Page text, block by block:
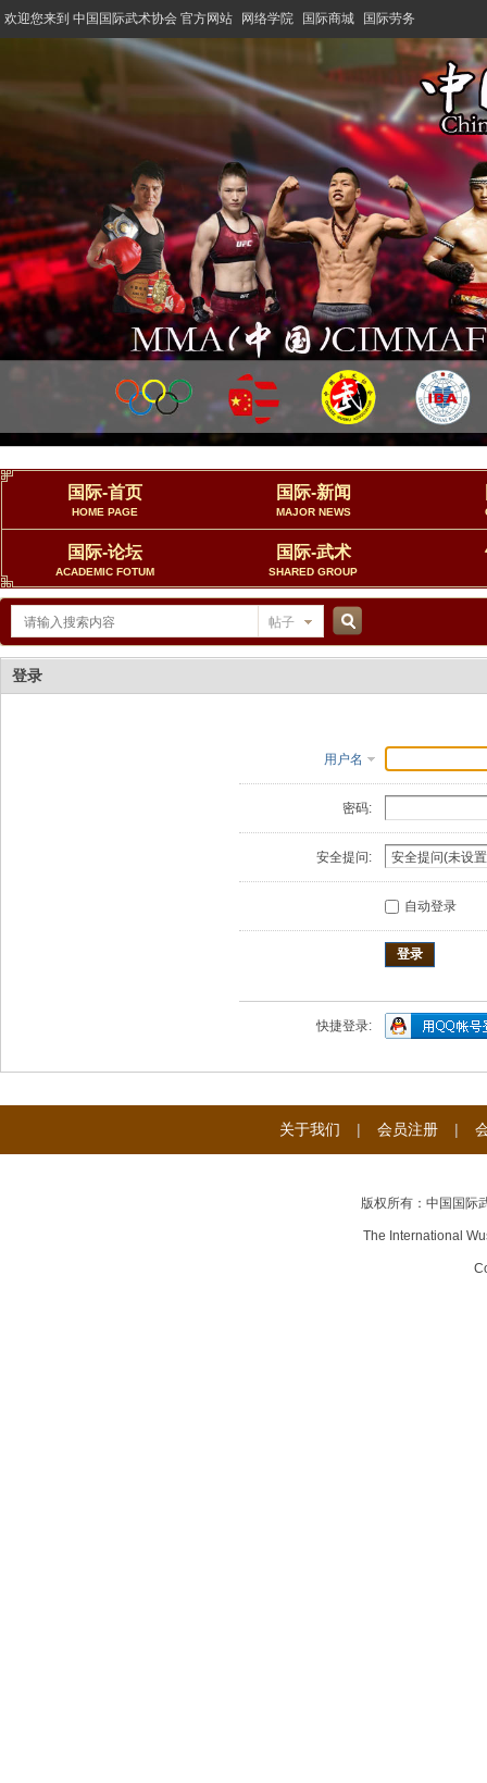
欢迎您来到 中国国际武术协会 官方网站 网络学院 国际商城 国际劳务
国际-首页
HOME PAGE
国际-新闻
MAJOR NEWS
国际-论坛
ACADEMIC FOTUM
国际-武术
SHARED GROUP
帖子
搜
登录
用户名
密码:
安全提问:
自动登录
登录
快捷登录:
关于我们 | 会员注册 |
版权所有：中国国际
The International